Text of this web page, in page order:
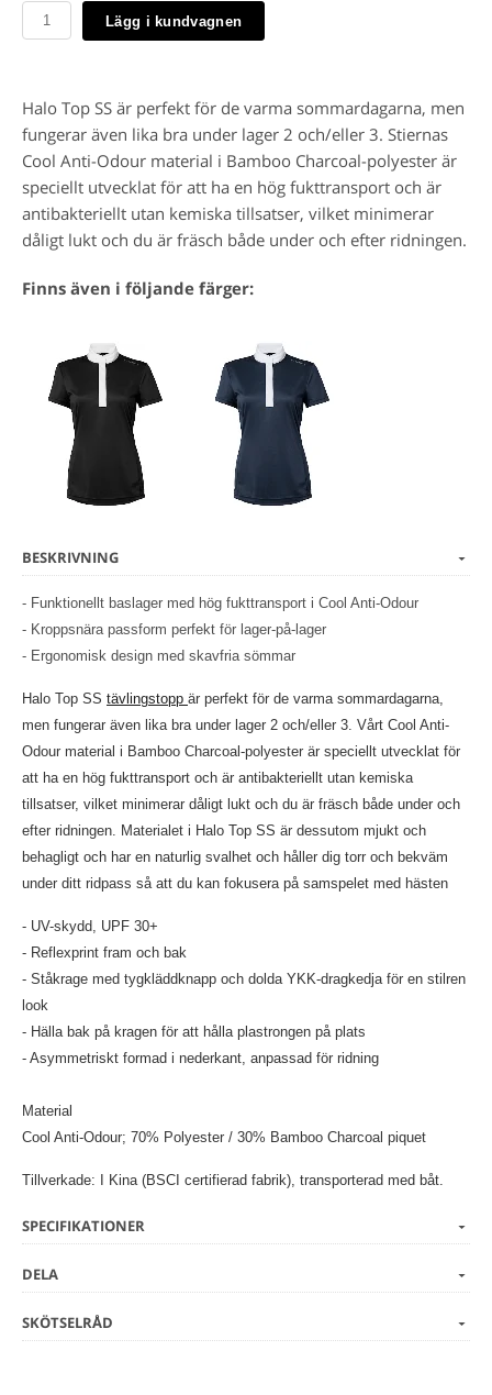
Lägg i kundvagnen
Halo Top SS är perfekt för de varma sommardagarna, men
fungerar även lika bra under lager 2 och/eller 3. Stiernas
Cool Anti-Odour material i Bamboo Charcoal-polyester är
speciellt utvecklat för att ha en hög fukttransport och är
antibakteriellt utan kemiska tillsatser, vilket minimerar
dåligt lukt och du är fräsch både under och efter ridningen.
Finns även i följande färger:
BESKRIVNING
- Funktionellt baslager med hög fukttransport i Cool Anti-Odour
- Kroppsnära passform perfekt för lager-på-lager
- Ergonomisk design med skavfria sömmar
Halo Top SS tävlingstopp är perfekt för de varma sommardagarna,
men fungerar även lika bra under lager 2 och/eller 3. Vårt Cool Anti-
Odour material i Bamboo Charcoal-polyester är speciellt utvecklat för
att ha en hög fukttransport och är antibakteriellt utan kemiska
tillsatser, vilket minimerar dåligt lukt och du är fräsch både under och
efter ridningen. Materialet i Halo Top SS är dessutom mjukt och
behagligt och har en naturlig svalhet och håller dig torr och bekväm
under ditt ridpass så att du kan fokusera på samspelet med hästen
- UV-skydd, UPF 30+
- Reflexprint fram och bak
- Ståkrage med tygkläddknapp och dolda YKK-dragkedja för en stilren
look
- Hälla bak på kragen för att hålla plastrongen på plats
- Asymmetriskt formad i nederkant, anpassad för ridning
Material
Cool Anti-Odour; 70% Polyester / 30% Bamboo Charcoal piquet
Tillverkade: I Kina (BSCI certifierad fabrik), transporterad med båt.
SPECIFIKATIONER
DELA
SKÖTSELRÅD